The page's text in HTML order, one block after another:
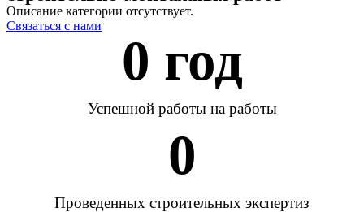
Описание категории отсутствует.
Связаться с нами
0 год
Успешной работы на работы
0
Проведенных строительных экспертиз